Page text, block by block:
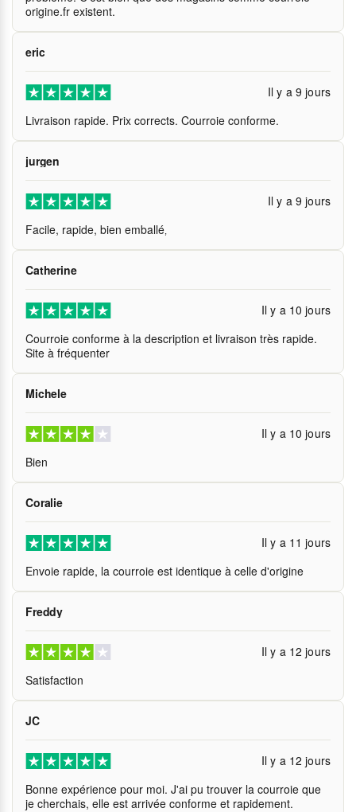
origine.fr existent.
eric
Il y a 9 jours
Livraison rapide. Prix corrects. Courroie conforme.
jurgen
Il y a 9 jours
Facile, rapide, bien emballé‚
Catherine
Il y a 10 jours
Courroie conforme à la description et livraison très rapide.
Site à fréquenter
Michele
Il y a 10 jours
Bien
Coralie
Il y a 11 jours
Envoie rapide, la courroie est identique à celle d'origine
Freddy
Il y a 12 jours
Satisfaction
JC
Il y a 12 jours
Bonne expérience pour moi. J'ai pu trouver la courroie que
je cherchais, elle est arrivée conforme et rapidement.